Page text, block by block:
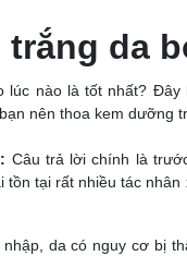
trắng da
lúc nào là tốt nhất?
nên thoa kem dưỡng
Câu trả lời chính là
tại rất nhiều tác
da có nguy cơ bị